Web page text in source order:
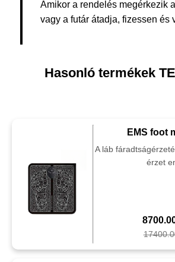
Amikor a rendelés megérkezik
vagy a futár átadja, fizessen és
Hasonló termékek
EMS foot
A láb
érzet